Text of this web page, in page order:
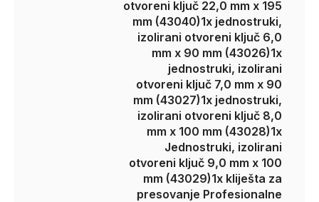
otvoreni ključ 22,0 mm x 195
mm (43040)1x jednostruki,
izolirani otvoreni ključ 6,0
mm x 90 mm (43026)1x
jednostruki, izolirani
otvoreni ključ 7,0 mm x 90
mm (43027)1x jednostruki,
izolirani otvoreni ključ 8,0
mm x 100 mm (43028)1x
Jednostruki, izolirani
otvoreni ključ 9,0 mm x 100
mm (43029)1x kliješta za
presovanje Profesionalne